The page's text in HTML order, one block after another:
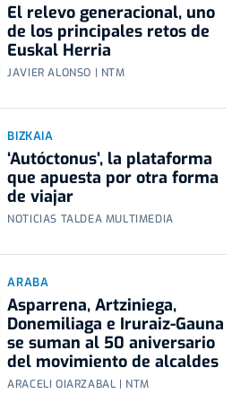
El relevo generacional, uno
de los principales retos de
Euskal Herria
JAVIER ALONSO | NTM
BIZKAIA
‘Autóctonus’, la plataforma
que apuesta por otra forma
de viajar
NOTICIAS TALDEA MULTIMEDIA
ARABA
Asparrena, Artziniega,
Donemiliaga e Iruraiz-Gauna
se suman al 50 aniversario
del movimiento de alcaldes
ARACELI OIARZABAL | NTM